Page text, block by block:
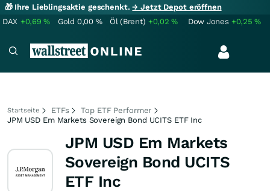
🎁 Ihre Lieblingsaktie geschenkt.→ Jetzt Depot eröffnen
DAX +0,69% Gold 0,00 % Öl (Brent) +0,02% Dow Jones +0,25%
Startseite ETFs
Top ETF Performer
JPM USD Em Markets Sovereign Bond UCITS ETF Inc
JPM USD Em Markets
Sovereign Bond UCITS
ETF Inc